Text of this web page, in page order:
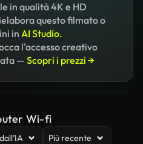
in qualità 4K e HD
questo filmato o
in AI Studio.
l'accesso creativo
— Scopri i prezzi →
Wi-fi
Più recente